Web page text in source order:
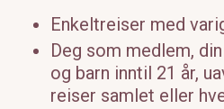
Enkeltreiser med
Deg som medlem,
og barn inntil 21 år,
reiser samlet eller